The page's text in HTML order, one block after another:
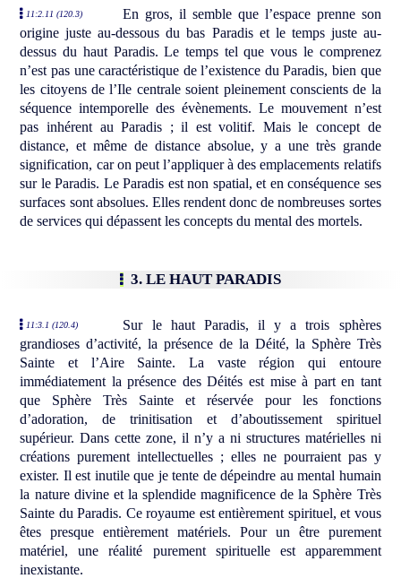
11:2.11 (120.3)
En gros, il semble que l’espace prenne son
origine juste au-dessous du bas Paradis et le temps juste au-
dessus du haut Paradis. Le temps tel que vous le comprenez
n’est pas une caractéristique de l’existence du Paradis, bien que
les citoyens de l’Ile centrale soient pleinement conscients de la
séquence intemporelle des évènements. Le mouvement n’est
pas inhérent au Paradis ; il est volitif. Mais le concept de
distance, et même de distance absolue, y a une très grande
signification, car on peut l’appliquer à des emplacements relatifs
sur le Paradis. Le Paradis est non spatial, et en conséquence ses
surfaces sont absolues. Elles rendent donc de nombreuses sortes
de services qui dépassent les concepts du mental des mortels.
3. LE HAUT PARADIS
11:3.1 (120.4)
Sur le haut Paradis, il y a trois sphères
grandioses d’activité, la présence de la Déité, la Sphère Très
Sainte et l’Aire Sainte. La vaste région qui entoure
immédiatement la présence des Déités est mise à part en tant
que Sphère Très Sainte et réservée pour les fonctions
d’adoration, de trinitisation et d’aboutissement spirituel
supérieur. Dans cette zone, il n’y a ni structures matérielles ni
créations purement intellectuelles ; elles ne pourraient pas y
exister. Il est inutile que je tente de dépeindre au mental humain
la nature divine et la splendide magnificence de la Sphère Très
Sainte du Paradis. Ce royaume est entièrement spirituel, et vous
êtes presque entièrement matériels. Pour un être purement
matériel, une réalité purement spirituelle est apparemment
inexistante.